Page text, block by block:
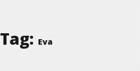
Tag: Eva